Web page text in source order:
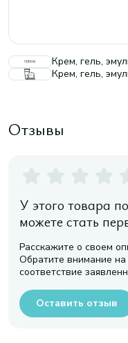
Крем, гель,
Крем, гель,
Отзывы
У этого товара
можете стать
Расскажите о своем
Обратите внимание на
соответствие
Оставить отзыв